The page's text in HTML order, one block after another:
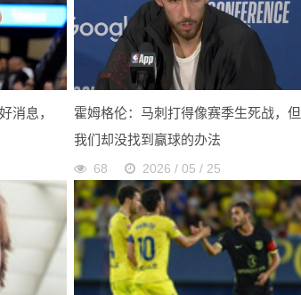
消息，
霍姆格伦：马刺打得像赛季生死战，但
我们却没找到赢球的办法
68 2026 / 05 / 25